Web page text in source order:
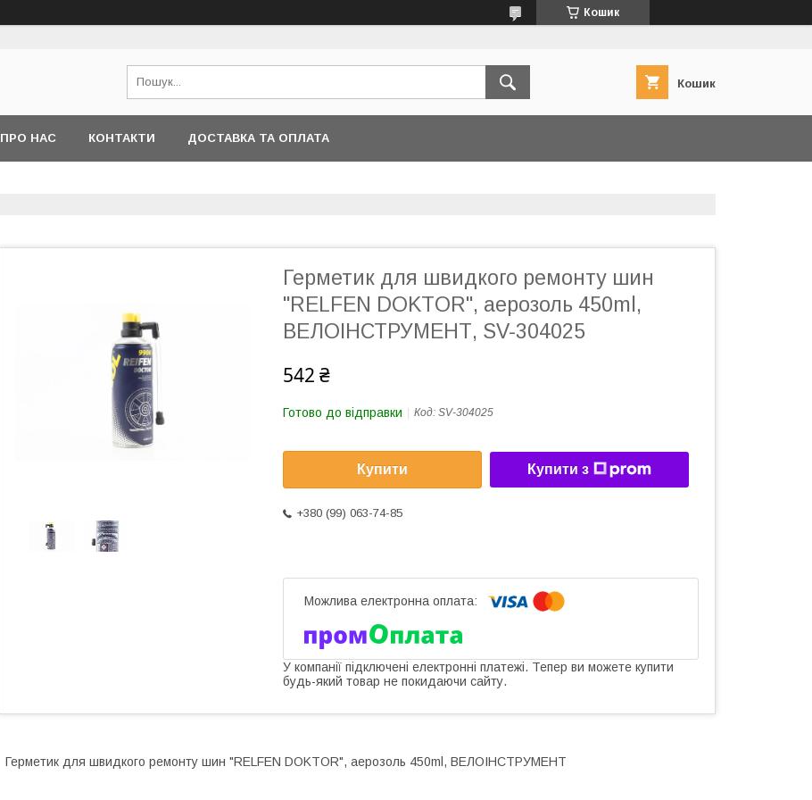
Кошик
Кошик
ПРО НАС КОНТАКТИ ДОСТАВКА ТА ОПЛАТА
Герметик для швидкого ремонту шин
"RELFEN DOKTOR", аерозоль 450ml,
ВЕЛОІНСТРУМЕНТ, SV-304025
542 ₴
Готово до відправки Код: SV-304025
Купити Купити з
+380 (99) 063-74-85
У компанії підключені електронні платежі. Тепер ви можете купити
будь-який товар не покидаючи сайту.
Герметик для швидкого ремонту шин "RELFEN DOKTOR", аерозоль 450ml, ВЕЛОІНСТРУМЕНТ